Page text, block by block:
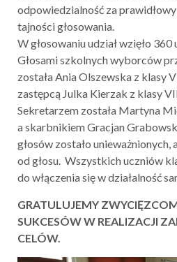
odpowiedzialność za
tajności głosowania.
W głosowaniu udział wzięło
Głosami szkolnych wyborców
została Ania Olszewska z klasy
zastępcą Julka Kierzak z klasy
Sekretarzem została Martyna
a skarbnikiem Gracjan
głosów zostało unieważnionych,
od głosu. Wszystkich uczniów
do włączenia się w działalność
GRATULUJEMY
SUKCESÓW W REALIZACJI
CELÓW.